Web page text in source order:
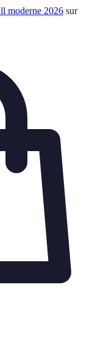
moderne 2026 sur